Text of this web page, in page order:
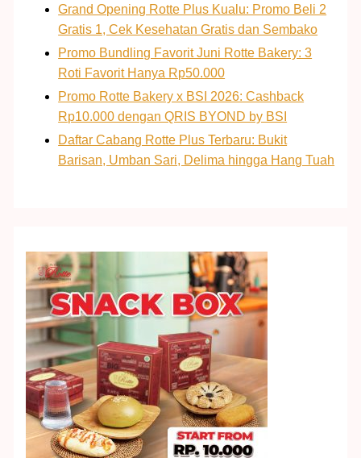
Grand Opening Rotte Plus Kualu: Promo Beli 2
Gratis 1, Cek Kesehatan Gratis dan Sembako
Promo Bundling Favorit Juni Rotte Bakery: 3
Roti Favorit Hanya Rp50.000
Promo Rotte Bakery x BSI 2026: Cashback
Rp10.000 dengan QRIS BYOND by BSI
Daftar Cabang Rotte Plus Terbaru: Bukit
Barisan, Umban Sari, Delima hingga Hang Tuah